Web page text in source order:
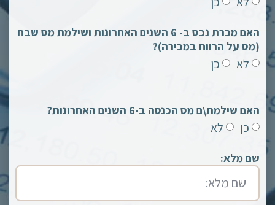
האם מכרת נכס ב- 6 השנים האחרונות ושילמת מס שבח
(מס על הרווח במכירה)?
לא כן
האם שילמת\ם מס הכנסה ב-6 השנים האחרונות?
כן לא
שם מלא: